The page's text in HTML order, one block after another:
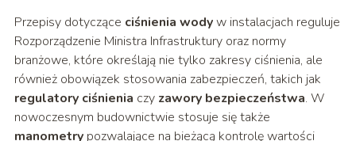
Przepisy dotyczące ciśnienia wodyw instalacjach reguluje
Rozporządzenie Ministra Infrastruktury oraz normy
branżowe, które określają nie tylko zakresy ciśnienia, ale
również obowiązek stosowania zabezpieczeń, takich jak
regulatory ciśnienia czy zawory bezpieczeństwa. W
nowoczesnym budownictwie stosuje się także
manometrypozwalające na bieżącą kontrolę wartości